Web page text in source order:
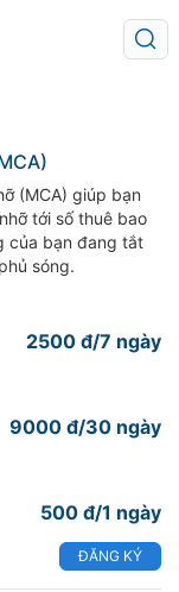
(MCA) giúp bạn
tới số thuê bao
của bạn đang tắt
sóng.
2500 đ/7 ngày
9000 đ/30 ngày
500 đ/1 ngày
ĐĂNG KÝ